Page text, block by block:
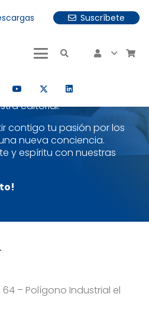
Suscríbete
puedes utilizar las
Newsletter y
como de noticias
editorial.
contigo tu pasión por los
nueva conciencia.
y espíritu con nuestras
– Polígono Industrial el